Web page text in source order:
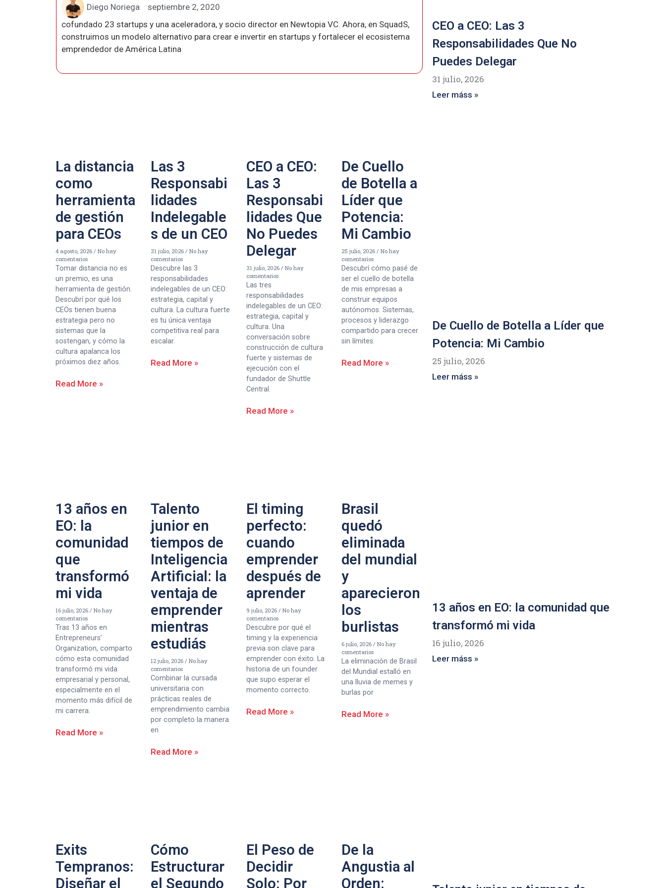
Diego Noriega
septiembre 2, 2020
cofundado 23 startups y una aceleradora, y socio director en Newtopia VC. Ahora, en SquadS,
construimos un modelo alternativo para crear e invertir en startups y fortalecer el ecosistema
emprendedor de América Latina
La distancia
como
herramienta
de gestión
para CEOs
4 agosto, 2026
No hay
comentarios
Tomar distancia no es
un premio, es una
herramienta de gestión.
Descubrí por qué los
CEOs tienen buena
estrategia pero no
sistemas que la
sostengan, y cómo la
cultura apalanca los
próximos diez años.
Read More »
Las 3
Responsabi
lidades
Indelegable
s de un CEO
31 julio, 2026 No hay
comentarios
Descubre las 3
responsabilidades
indelegables de un CEO:
estrategia, capital y
cultura. La cultura fuerte
es tu única ventaja
competitiva real para
escalar.
Read More »
CEO a CEO:
Las 3
Responsabi
lidades Que
No Puedes
Delegar
31 julio, 2026
No hay
comentarios
Las tres
responsabilidades
indelegables de un CEO:
estrategia, capital y
cultura. Una
conversación sobre
construcción de cultura
fuerte y sistemas de
ejecución con el
fundador de Shuttle
Central.
Read More »
De Cuello
de Botella a
Líder que
Potencia:
Mi Cambio
25 julio, 2026 No hay
comentarios
Descubrí cómo pasé de
ser el cuello de botella
de mis empresas a
construir equipos
autónomos. Sistemas,
procesos y liderazgo
compartido para crecer
sin límites.
Read More »
13 años en
EO: la
comunidad
que
transformó
mi vida
16 julio, 2026
No hay
comentarios
Tras 13 años en
Entrepreneurs’
Organization, comparto
cómo esta comunidad
transformó mi vida
empresarial y personal,
especialmente en el
momento más difícil de
mi carrera.
Read More »
Talento
junior en
tiempos de
Inteligencia
Artificial: la
ventaja de
emprender
mientras
estudiás
12 julio, 2026 No hay
comentarios
Combinar la cursada
universitaria con
prácticas reales de
emprendimiento cambia
por completo la manera
en
Read More »
El timing
perfecto:
cuando
emprender
después de
aprender
9 julio, 2026
No hay
comentarios
Descubre por qué el
timing y la experiencia
previa son clave para
emprender con éxito. La
historia de un founder
que supo esperar el
momento correcto.
Read More »
Brasil
quedó
eliminada
del mundial
y
aparecieron
los
burlistas
6 julio, 2026 No hay
comentarios
La eliminación de Brasil
del Mundial estalló en
una lluvia de memes y
burlas por
Read More »
Exits
Tempranos:
Diseñar el
Cómo
Estructurar
el Segundo
El Peso de
Decidir
Solo: Por
De la
Angustia al
Orden:
CEO a CEO: Las 3
Responsabilidades Que No
Puedes Delegar
31 julio, 2026
Leer máss »
De Cuello de Botella a Líder que
Potencia: Mi Cambio
25 julio, 2026
Leer máss »
13 años en EO: la comunidad que
transformó mi vida
16 julio, 2026
Leer máss »